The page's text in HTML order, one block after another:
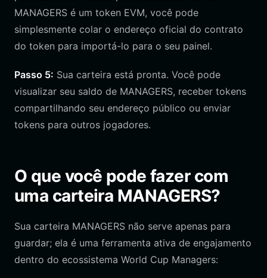
MANAGERS é um token EVM, você pode
simplesmente colar o endereço oficial do contrato
do token para importá-lo para o seu painel.
Passo 5: Sua carteira está pronta. Você pode
visualizar seu saldo de MANAGERS, receber tokens
compartilhando seu endereço público ou enviar
tokens para outros jogadores.
O que você pode fazer com
uma carteira MANAGERS?
Sua carteira MANAGERS não serve apenas para
guardar; ela é uma ferramenta ativa de engajamento
dentro do ecossistema World Cup Managers: